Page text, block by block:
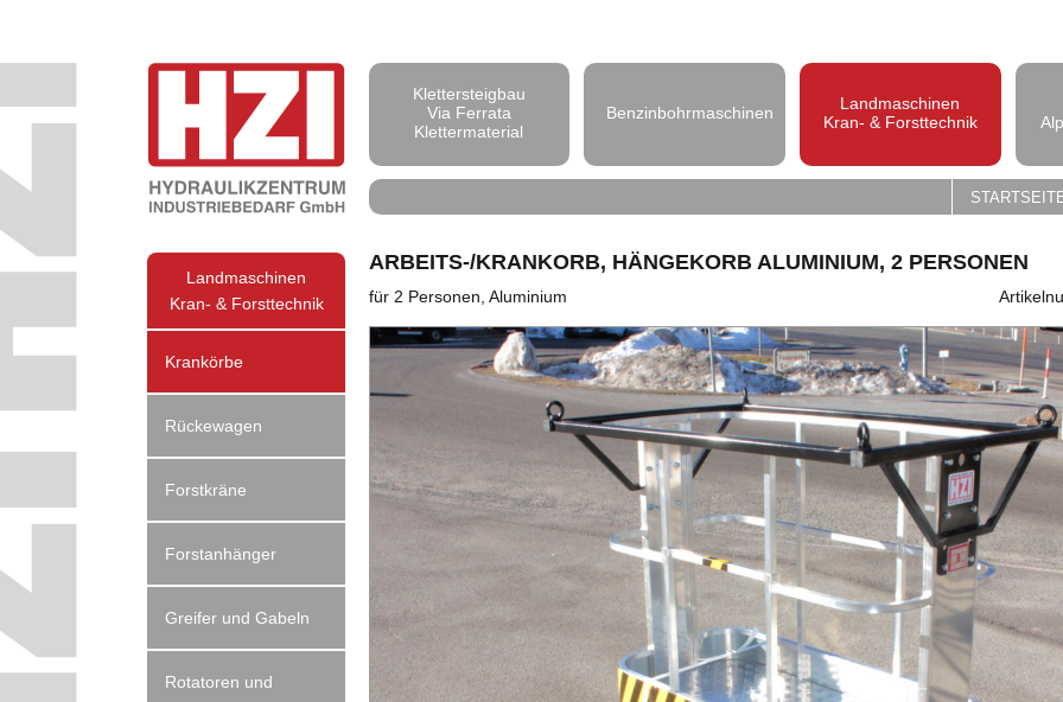
Klettersteigbau
Via Ferrata
Klettermaterial
Benzinbohrmaschinen
Landmaschinen
Kran- & Forsttechnik
Landmaschinen
Kran- & Forsttechnik
Krankörbe
Rückewagen
Forstkräne
Forstanhänger
Greifer und Gabeln
Rotatoren und
ARBEITS-/KRANKORB, HÄNGEKORB ALUMINIUM, 2 PERSONEN
für 2 Personen, Aluminium